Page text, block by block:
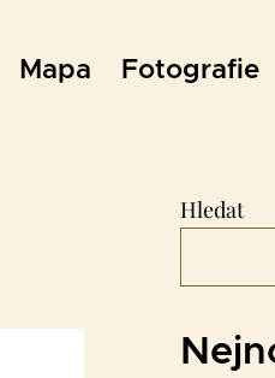
Mapa Fotografie
Hledat